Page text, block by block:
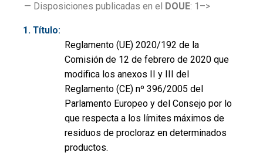
— Disposiciones publicadas en el DOUE: 1–>
Título:
Reglamento (UE) 2020/192 de la
Comisión de 12 de febrero de 2020 que
modifica los anexos II y III del
Reglamento (CE) nº 396/2005 del
Parlamento Europeo y del Consejo por lo
que respecta a los límites máximos de
residuos de procloraz en determinados
productos.